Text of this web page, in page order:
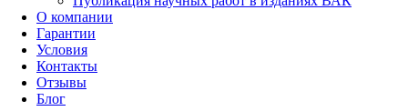
О компании
Гарантии
Условия
Контакты
Отзывы
Блог